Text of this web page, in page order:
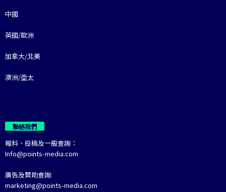
中國
英國/歐洲
加拿大/北美
澳洲/亞太
聯絡我們
報料、投稿及一般查詢：
Info@points-media.com
廣告及贊助查詢:
marketing@points-media.com